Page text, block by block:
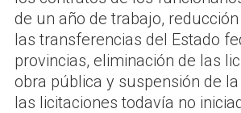
de un año de trabajo, reducción
las transferencias del Estado
provincias, eliminación de las
obra pública y suspensión de
las licitaciones todavía no